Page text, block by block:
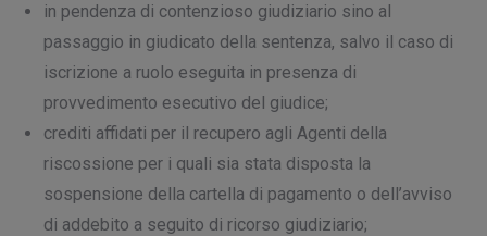
in pendenza di contenzioso giudiziario sino al
passaggio in giudicato della sentenza, salvo il caso di
iscrizione a ruolo eseguita in presenza di
provvedimento esecutivo del giudice;
crediti affidati per il recupero agli Agenti della
riscossione per i quali sia stata disposta la
sospensione della cartella di pagamento o dell’avviso
di addebito a seguito di ricorso giudiziario;